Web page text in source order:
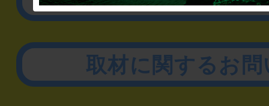
取材に関するお